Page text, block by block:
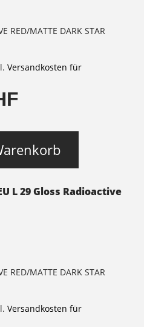
RED/MATTE DARK STAR
Versandkosten für
L 29 Gloss Radioactive
RED/MATTE DARK STAR
Versandkosten für